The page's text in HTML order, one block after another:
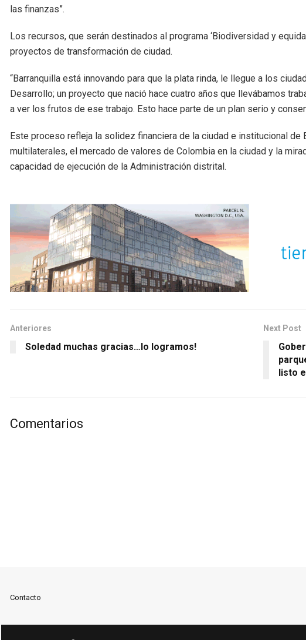
las finanzas”.
Los recursos, que serán destinados al programa ‘Biodiversidad y
proyectos de transformación de ciudad.
“Barranquilla está innovando para que la plata rinda, le llegue a los
Desarrollo; un proyecto que nació hace cuatro años que llevábamos
a ver los frutos de ese trabajo. Esto hace parte de un plan serio y
Este proceso refleja la solidez financiera de la ciudad e institucional de
multilaterales, el mercado de valores de Colombia en la ciudad y la
capacidad de ejecución de la Administración distrital.
Anteriores
Soledad muchas gracias…lo logramos!
Next Post
listo
Comentarios
Contacto